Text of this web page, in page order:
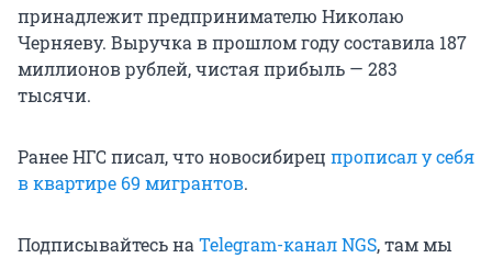
принадлежит предпринимателю Николаю
Черняеву. Выручка в прошлом году составила 187
миллионов рублей, чистая прибыль — 283
тысячи.
Ранее НГС писал, что новосибирец прописал у себя
в квартире 69 мигрантов.
Подписывайтесь на Telegram-канал NGS, там мы